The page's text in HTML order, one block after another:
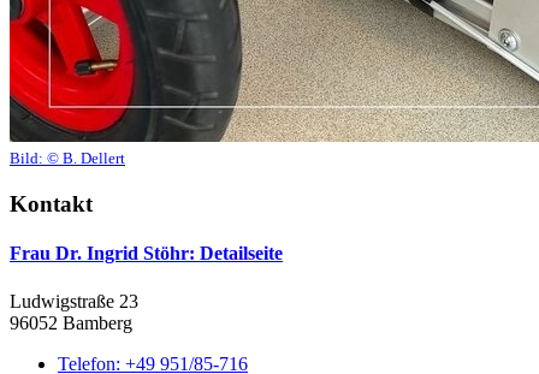
Bild: © B. Dellert
Kontakt
Frau Dr. Ingrid Stöhr: Detailseite
Ludwigstraße 23
96052 Bamberg
Telefon: +49 951/85-716